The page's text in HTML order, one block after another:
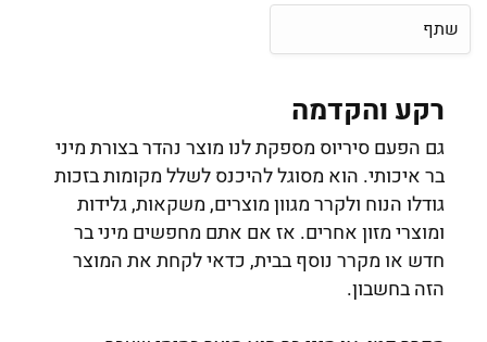
שתף
רקע והקדמה
גם הפעם סיריוס מספקת לנו מוצר נהדר בצורת מיני
בר איכותי. הוא מסוגל להיכנס לשלל מקומות בזכות
גודלו הנוח ולקרר מגוון מוצרים, משקאות, גלידות
ומוצרי מזון אחרים. אז אם אתם מחפשים מיני בר
חדש או מקרר נוסף בבית, כדאי לקחת את המוצר
הזה בחשבון.